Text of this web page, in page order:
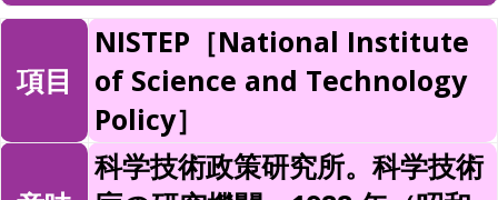
項目
NISTEP［National Institute
of Science and Technology
Policy］
科学技術政策研究所。科学技術